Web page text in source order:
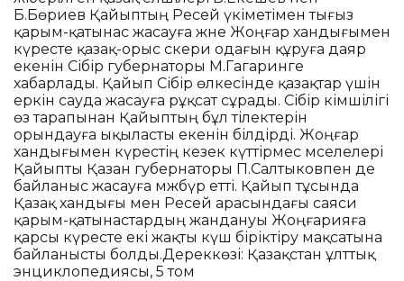
Б.Бөриев Қайыптың Ресей үкіметімен тығыз
қарым-қатынас жасауға және Жоңғар хандығымен
күресте қазақ-орыс әскери одағын құруға даяр
екенін Сібір губернаторы М.Гагаринге
хабарлады. Қайып Сібір өлкесінде қазақтар үшін
еркін сауда жасауға рұқсат сұрады. Сібір әкімшілігі
өз тарапынан Қайыптың бұл тілектерін
орындауға ықыласты екенін білдірді. Жоңғар
хандығымен күрестің кезек күттірмес мәселелері
Қайыпты Қазан губернаторы П.Салтыковпен де
байланыс жасауға мәжбүр етті. Қайып тұсында
Қазақ хандығы мен Ресей арасындағы саяси
қарым-қатынастардың жандануы Жоңғарияға
қарсы күресте екі жақты күш біріктіру мақсатына
байланысты болды.Дереккөзі: Қазақстан ұлттық
энциклопедиясы, 5 том